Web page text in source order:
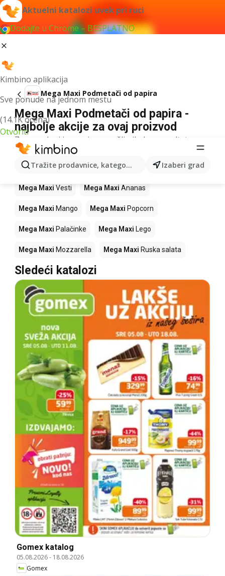
Aktuelni katalozi uvek pri ruci
Dodajte u Chrome – BESPLATNO
Kimbino aplikacija
Sve ponude na jednom mestu
(14.1K ocena)
Otvoriti
Tražite prodavnice, kategorije, proizvode...Izaberi grad
Mega Maxi Podmetači od papira
Mega Maxi Podmetači od papira -
najbolje akcije za ovaj proizvod
Za navedeni izraz nismo našli nikakav rezultat.
Drugi proizvodi u prodavnicama Mega
Maxi
Mega Maxi Vesti Mega Maxi Ananas
Mega Maxi Mango Mega Maxi Popcorn
Mega Maxi Palačinke Mega Maxi Lego
Mega Maxi Mozzarella Mega Maxi Ruska salata
Sledeći katalozi
Gomex katalog
05.08.2026- 18.08.2026
Gomex